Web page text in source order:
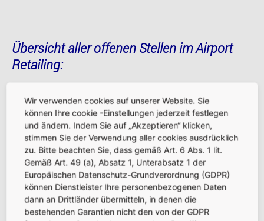
Übersicht aller offenen Stellen im Airport
Retailing:
Shops Gastronomie Services
BRIC'S
FALKE
Wir verwenden cookies auf unserer Website. Sie
können Ihre cookie -Einstellungen jederzeit festlegen
und ändern. Indem Sie auf „Akzeptieren“ klicken,
stimmen Sie der Verwendung aller cookies ausdrücklich
zu. Bitte beachten Sie, dass gemäß Art. 6 Abs. 1 lit.
Gemäß Art. 49 (a), Absatz 1, Unterabsatz 1 der
Europäischen Datenschutz-Grundverordnung (GDPR)
können Dienstleister Ihre personenbezogenen Daten
dann an Drittländer übermitteln, in denen die
bestehenden Garantien nicht den von der GDPR